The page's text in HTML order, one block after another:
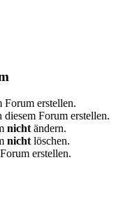
Forum erstellen.
Forum erstellen.
nicht ändern.
nicht löschen.
erstellen.